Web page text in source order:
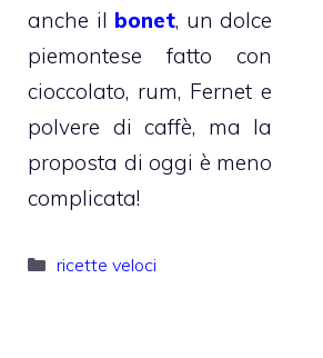
anche il bonet, un dolce
piemontese fatto con
cioccolato, rum, Fernet e
polvere di caffè, ma la
proposta di oggi è meno
complicata!
Categorie
ricette veloci